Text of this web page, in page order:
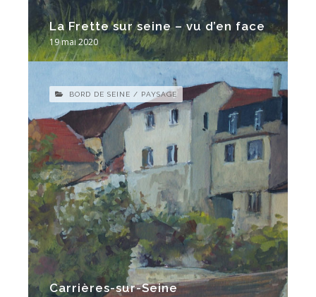
19 mai 2020
La Frette sur seine – vu d’en face
Carrières-sur-Seine
BORD DE SEINE / PAYSAGE